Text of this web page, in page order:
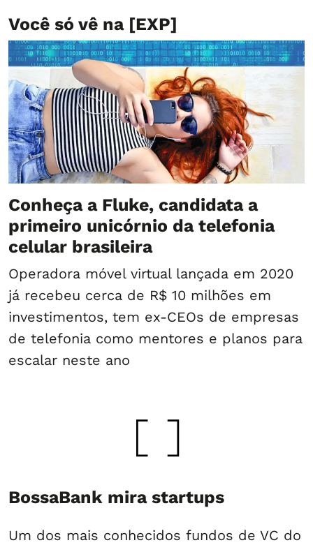
Você só vê na [EXP]
Conheça a Fluke, candidata a
primeiro unicórnio da telefonia
celular brasileira
Operadora móvel virtual lançada em 2020
já recebeu cerca de R$ 10 milhões em
investimentos, tem ex-CEOs de empresas
de telefonia como mentores e planos para
escalar neste ano
BossaBank mira startups
Um dos mais conhecidos fundos de VC do